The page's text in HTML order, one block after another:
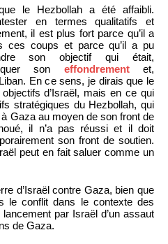
le Hezbollah a été affaibli.
en termes qualitatifs et
il est plus fort parce qu’il a
ces coups et parce qu’il a pu
son objectif qui était,
son effondrementet,
En ce sens, je dirais que le
d’Israël, mais en ce qui
stratégiques du Hezbollah, qui
Gaza au moyen de son front de
il n’a pas réussi et il doit
son front de soutien.
peut en fait saluer comme un
d’Israël contre Gaza, bien que
le conflit dans le contexte des
lancement par Israël d’un assaut
de Gaza.